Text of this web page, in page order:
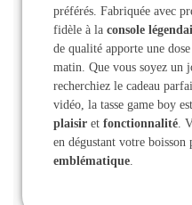
préférés. Fabriquée avec
fidèle à la console
de qualité apporte une
matin. Que vous soyez un
recherchiez le cadeau
vidéo, la tasse game boy
plaisir et fonctionnalité .
en dégustant votre boisson
emblématique